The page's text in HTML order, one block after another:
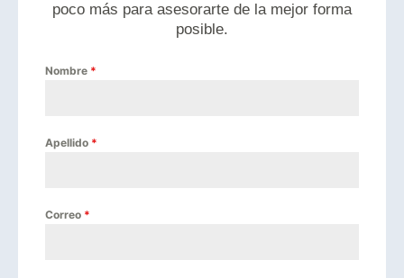
poco más para asesorarte de la mejor forma
posible.
Nombre *
Apellido *
Correo *